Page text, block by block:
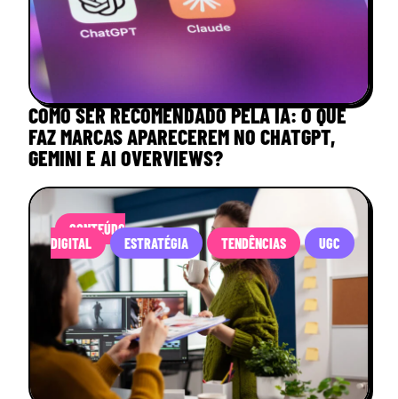
COMO SER RECOMENDADO PELA IA: O QUE
FAZ MARCAS APARECEREM NO CHATGPT,
GEMINI E AI OVERVIEWS?
CONTEÚDO
DIGITAL
ESTRATÉGIA TENDÊNCIAS UGC